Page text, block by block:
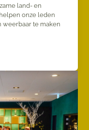
land- en
onze leden
weerbaar te maken